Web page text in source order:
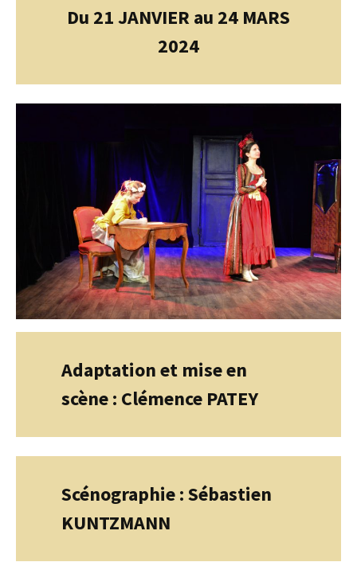
Du 21 JANVIER au 24 MARS
2024
Adaptation et mise en
scène : Clémence PATEY
Scénographie : Sébastien
KUNTZMANN